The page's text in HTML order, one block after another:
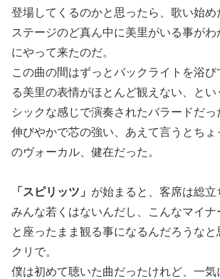
登場してくるのかと思ったら、歌い始め
ステージのど真ん中に美里がいる事がわ
にやって来たのだ。
この曲の間はずっとバックライトを浴
る美里の表情がほとんど観えない、とい
シックな感じで演奏されたバラードだっ
伸びやかで芯の強い、あえて言うとちょ
のヴォーカル、健在だった。
「スピリッツ」 が始まると、客席は総立
みんな若くはないんだし、こんなマイナ
と座ったまま観る事になるんだろうなと
クリで。
僕は初めて聴いた曲だったけれど、一気